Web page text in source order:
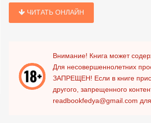
ЧИТАТЬ ОНЛАЙН
Внимание! Книга может
Для несовершеннолетних
ЗАПРЕЩЕН! Если в книге
другого, запрещенного
readbookfedya@gmail.com